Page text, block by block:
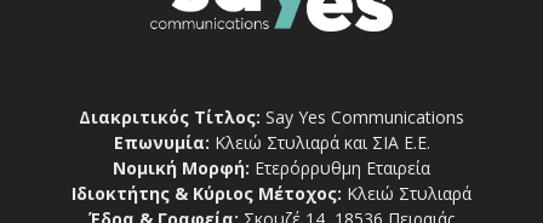
Διακριτικός Τίτλος: Say Yes Communications
Επωνυμία: Κλειώ Στυλιαρά και ΣΙΑ Ε.Ε.
Νομική Μορφή: Ετερόρρυθμη Εταιρεία
Ιδιοκτήτης & Κύριος Μέτοχος: Κλειώ Στυλιαρά